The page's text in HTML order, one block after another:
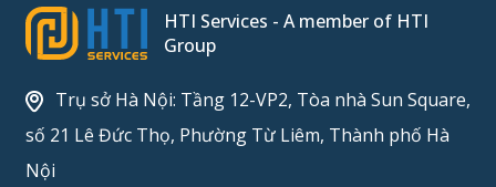
HTI Services - A member of HTI
Group
Trụ sở Hà Nội: Tầng 12-VP2, Tòa nhà Sun Square,
số 21 Lê Đức Thọ, Phường Từ Liêm, Thành phố Hà
Nội